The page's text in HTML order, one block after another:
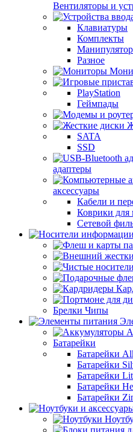
Вентиляторы и
Клавиатуры
Комплекты
Разное
PlayStation
Геймпады
SATA
SSD
адаптеры
аксессуары
Кабели и
Коврики
Сетевой
Брелки Чипы
Батарейки
Батарейки
Батарейки
Батарейки
Батарейки
Батарейки